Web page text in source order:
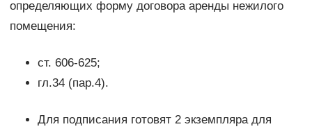
определяющих форму договора аренды нежилого
помещения:
ст. 606-625;
гл.34 (пар.4).
Для подписания готовят 2 экземпляра для